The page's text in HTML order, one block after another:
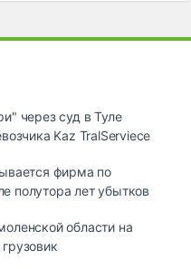
через суд в Туле
Kaz TralServiece
фирма по
полутора лет убытков
области на